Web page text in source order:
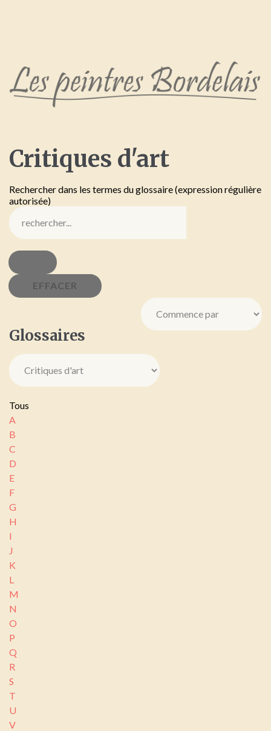
Critiques d'art
Rechercher dans les termes du glossaire (expression régulière
autorisée)
Glossaires
Tous
A
B
C
D
E
F
G
H
I
J
K
L
M
N
O
P
Q
R
S
T
U
V